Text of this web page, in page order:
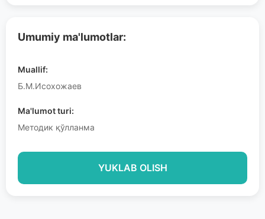
Umumiy ma'lumotlar:
Muallif:
Б.М.Исохожаев
Ma'lumot turi:
Методик қўлланма
YUKLAB OLISH